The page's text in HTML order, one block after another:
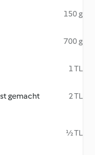
150 g
700 g
1 TL
gemacht
2 TL
½ TL